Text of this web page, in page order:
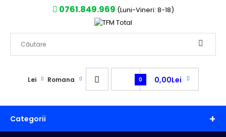
0761.849.969 (Luni-Vineri: 8-18)
Lei Romana 0 0,00Lei
Categorii